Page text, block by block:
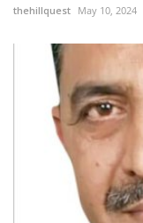
thehillquest May 10, 2024